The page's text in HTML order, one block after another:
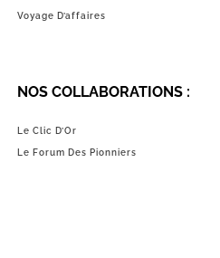
Voyage D’affaires
NOS COLLABORATIONS :
Le Clic D’Or
Le Forum Des Pionniers